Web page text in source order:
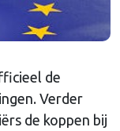
de
Verder
de koppen bij